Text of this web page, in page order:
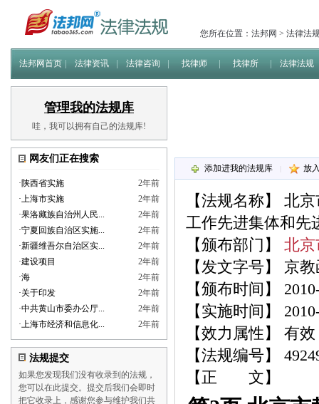
您所在位置： 法邦网 > 法律法
法邦网首页 法律资讯 法律咨询 找律师 找律所 法律法规
管理我的法规库
哇，我可以拥有自己的法规库!
网友们正在搜索
·陕西省实施
2年前
·上海市实施
2年前
·果洛藏族自治州人民...
2年前
·宁夏回族自治区实施...
2年前
·新疆维吾尔自治区实...
2年前
·建设项目
2年前
·海
2年前
·关于印发
2年前
·中共黄山市委办公厅...
2年前
·上海市经济和信息化... 2年前
法规提交
如果您发现我们没有收录到的法规，
您可以在此提交。提交后我们会即时
把它收录上，感谢您参与维护我们共
添加进我的法规库 放
【法规名称】 北京
工作先进集体和先
【颁布部门】 北京
【发文字号】 京
【颁布时间】
【实施时间】
【效力属性】 有效
【法规编号】
【正 文】